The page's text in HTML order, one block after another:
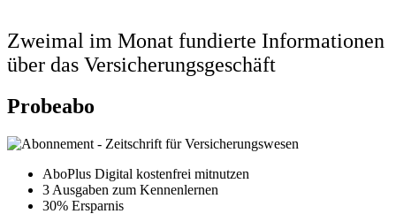
Zweimal im Monat fundierte Informationen
über das Versicherungsgeschäft
Probeabo
AboPlus Digital kostenfrei mitnutzen
3 Ausgaben zum Kennenlernen
30% Ersparnis